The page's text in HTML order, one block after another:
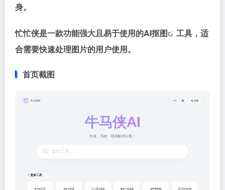
身。
忙忙侠是一款功能强大且易于使用的AI抠图
工具，适
合需要快速处理图片的用户使用。
首页截图